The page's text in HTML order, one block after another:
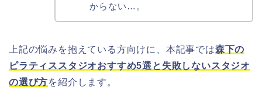
からない…。
上記の悩みを抱えている方向けに、本記事では森下の
ピラティススタジオおすすめ5選と失敗しないスタジオ
の選び方を紹介します。